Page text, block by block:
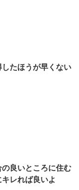
したほうが早くない
の良いところに住む
レれば良いよ